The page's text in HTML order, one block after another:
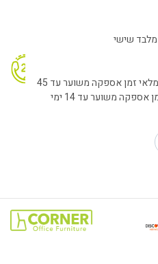
זמני אספקה - כל מוצר שלא נמצא במלאי זמן אספקה משוער עד 45
ימי עסקים. כל מוצר הנמצא במלאי זמן אספקה משוער עד 14 ימי